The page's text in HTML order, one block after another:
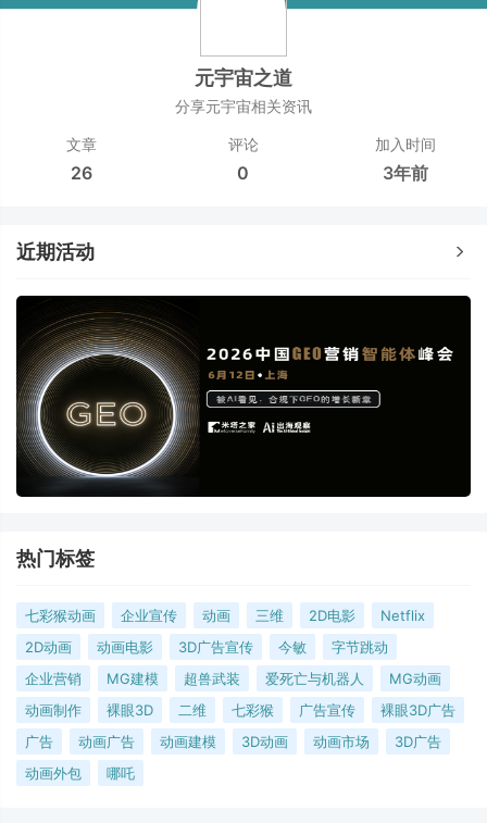
元宇宙之道
分享元宇宙相关资讯
文章
26
评论
0
加入时间
3年前
近期活动
热门标签
七彩猴动画 企业宣传 动画 三维 2D电影
Netflix
2D动画
动画电影 3D广告宣传 今敏
字节跳动
企业营销
MG建模 超兽武装 爱死亡与机器人
MG动画
动画制作
裸眼3D 二维 七彩猴 广告宣传
裸眼3D广告
广告
动画广告 动画建模 3D动画 动画市场
3D广告
动画外包
哪吒